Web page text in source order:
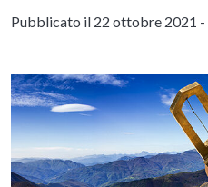
Pubblicato il 22 ottobre 2021 -